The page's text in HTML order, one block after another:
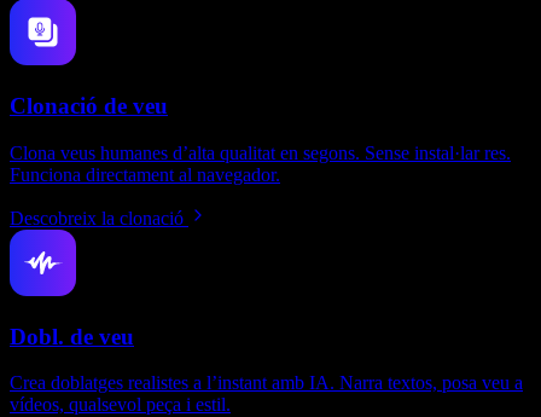
Clonació de veu
Clona veus humanes d’alta qualitat en segons. Sense instal·lar res.
Funciona directament al navegador.
Descobreix la clonació
Dobl. de veu
Crea doblatges realistes a l’instant amb IA. Narra textos, posa veu a
vídeos, qualsevol peça i estil.